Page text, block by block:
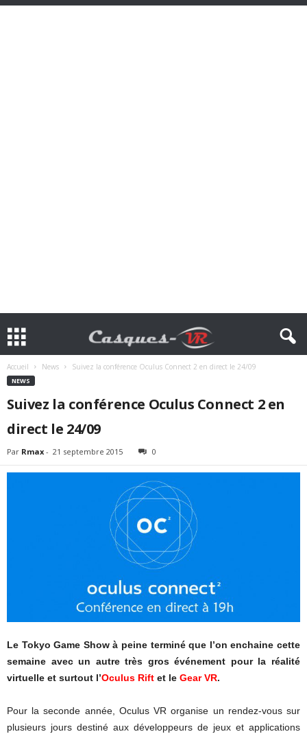
Accueil News Suivez la conférence Oculus Connect 2 en direct le 24/09
NEWS
Suivez la conférence Oculus Connect 2 en
direct le 24/09
Par Rmax - 21 septembre 2015 0
Le Tokyo Game Show à peine terminé que l’on enchaine cette
semaine avec un autre très gros événement pour la réalité
virtuelle et surtout l’Oculus Rift et le Gear VR.
Pour la seconde année, Oculus VR organise un rendez-vous sur
plusieurs jours destiné aux développeurs de jeux et applications